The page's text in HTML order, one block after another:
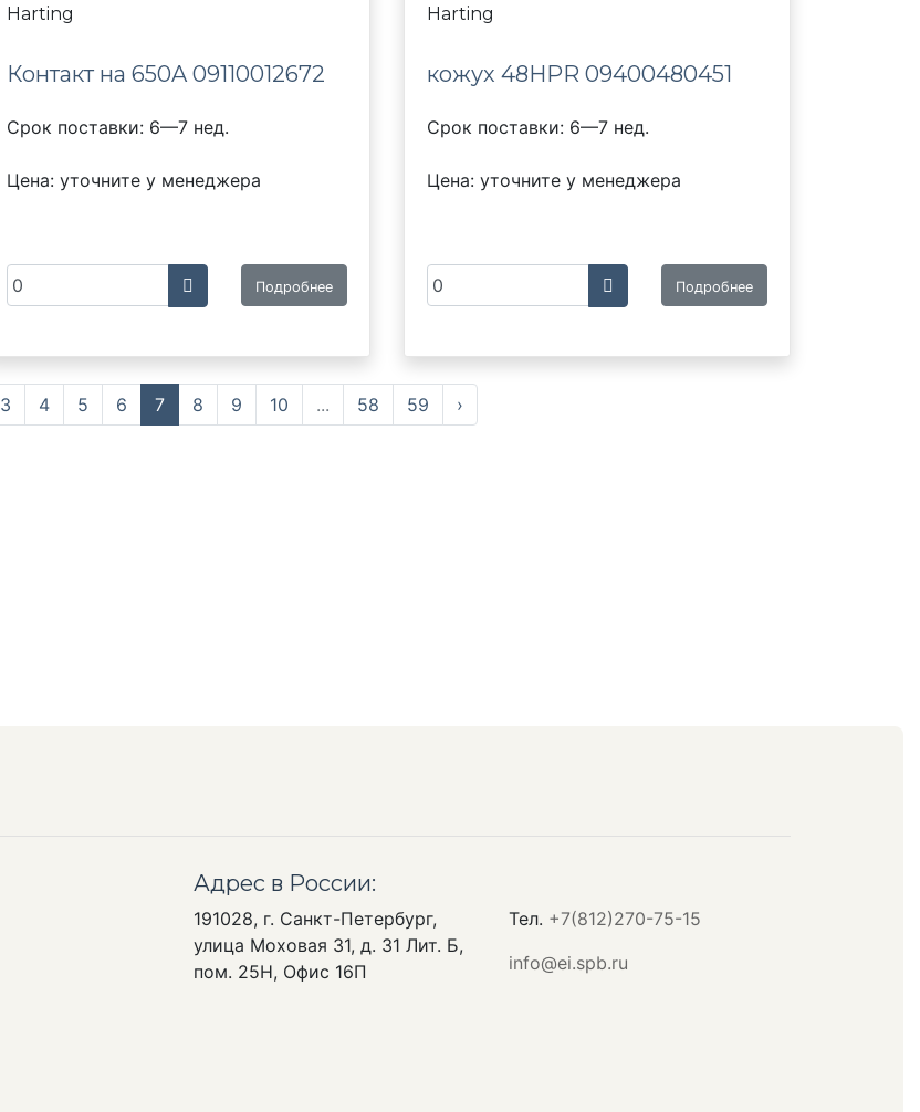
Harting
Контакт на 650A 09110012672
Срок поставки: 6—7 нед.
Цена: уточните у менеджера
Подробнее
Harting
кожух 48HPR 09400480451
Срок поставки: 6—7 нед.
Цена: уточните у менеджера
Подробнее
3 4 5 6 7 8 9 10 ... 58 59 ›
Адрес в России:
191028, г. Санкт-Петербург,
улица Моховая 31, д. 31 Лит. Б,
пом. 25Н, Офис 16П
Тел. +7(812)270-75-15
info@ei.spb.ru